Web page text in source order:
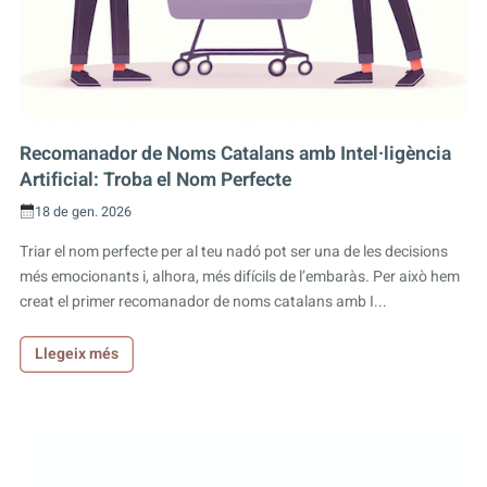
Recomanador de Noms Catalans amb Intel·ligència
Artificial: Troba el Nom Perfecte
18 de gen. 2026
Triar el nom perfecte per al teu nadó pot ser una de les decisions
més emocionants i, alhora, més difícils de l’embaràs. Per això hem
creat el primer recomanador de noms catalans amb I...
Llegeix més